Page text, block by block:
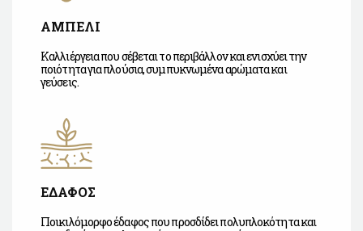
ΑΜΠΕΛΙ
Καλλιέργεια που σέβεται το περιβάλλον και ενισχύει την
ποιότητα για πλούσια, συμπυκνωμένα αρώματα και
γεύσεις.
ΕΔΑΦΟΣ
Ποικιλόμορφο έδαφος που προσδίδει πολυπλοκότητα και